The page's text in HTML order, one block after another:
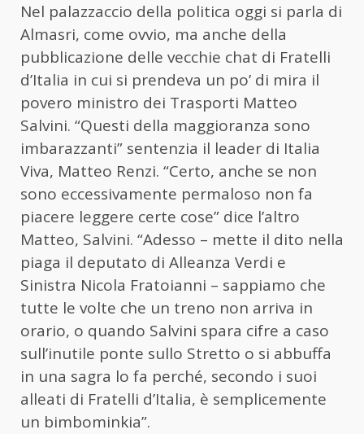
Nel palazzaccio della politica oggi si parla di
Almasri, come ovvio, ma anche della
pubblicazione delle vecchie chat di Fratelli
d’Italia in cui si prendeva un po’ di mira il
povero ministro dei Trasporti Matteo
Salvini. “Questi della maggioranza sono
imbarazzanti” sentenzia il leader di Italia
Viva, Matteo Renzi. “Certo, anche se non
sono eccessivamente permaloso non fa
piacere leggere certe cose” dice l’altro
Matteo, Salvini. “Adesso – mette il dito nella
piaga il deputato di Alleanza Verdi e
Sinistra Nicola Fratoianni – sappiamo che
tutte le volte che un treno non arriva in
orario, o quando Salvini spara cifre a caso
sull’inutile ponte sullo Stretto o si abbuffa
in una sagra lo fa perché, secondo i suoi
alleati di Fratelli d’Italia, è semplicemente
un bimbominkia”.